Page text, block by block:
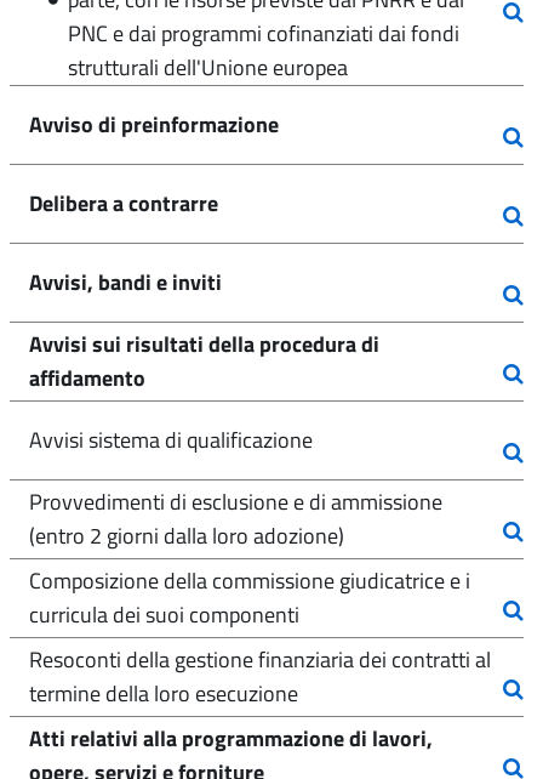
PNC e dai programmi cofinanziati dai fondi
strutturali dell'Unione europea
Avviso di preinformazione
Delibera a contrarre
Avvisi, bandi e inviti
Avvisi sui risultati della procedura di
affidamento
Avvisi sistema di qualificazione
Provvedimenti di esclusione e di ammissione
(entro 2 giorni dalla loro adozione)
Composizione della commissione giudicatrice e i
curricula dei suoi componenti
Resoconti della gestione finanziaria dei contratti al
termine della loro esecuzione
Atti relativi alla programmazione di lavori,
opere, servizi e forniture